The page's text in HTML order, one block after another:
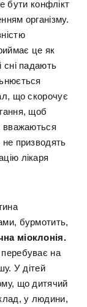
бути конфлікт
організму.
це як
сні падають
що скорочує
щоб
вважаються
не призводять
лікаря
бурмотить,
міоклонія.
на
У дітей
що дитячий
у людини,